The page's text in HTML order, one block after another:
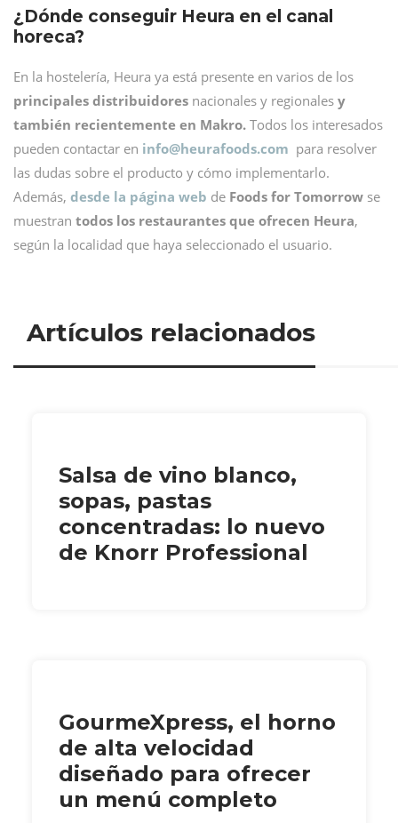
¿Dónde conseguir Heura en el canal
horeca?
En la hostelería, Heura ya está presente en varios de los
principales distribuidores nacionales y regionales y
también recientemente en Makro. Todos los interesados
pueden contactar en info@heurafoods.com para resolver
las dudas sobre el producto y cómo implementarlo.
Además, desde la página web de Foods for Tomorrow se
muestran todos los restaurantes que ofrecen Heura,
según la localidad que haya seleccionado el usuario.
Artículos relacionados
Salsa de vino blanco,
sopas, pastas
concentradas: lo nuevo
de Knorr Professional
GourmeXpress, el horno
de alta velocidad
diseñado para ofrecer
un menú completo